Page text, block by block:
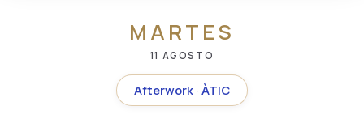
MARTES
11 AGOSTO
Afterwork · ÀTIC